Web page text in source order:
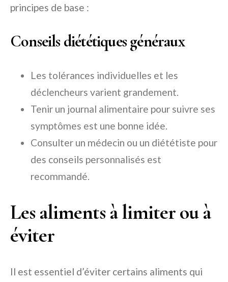
principes de base :
Conseils diététiques généraux
Les tolérances individuelles et les
déclencheurs varient grandement.
Tenir un journal alimentaire pour suivre ses
symptômes est une bonne idée.
Consulter un médecin ou un diététiste pour
des conseils personnalisés est
recommandé.
Les aliments à limiter ou à
éviter
Il est essentiel d’éviter certains aliments qui